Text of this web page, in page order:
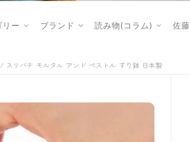
リー ブランド 読み物(コラム) 佐
リバチ モルタル アンド ペストル すり鉢 日本製